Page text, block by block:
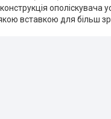
ополіскувача
вставкою для більш